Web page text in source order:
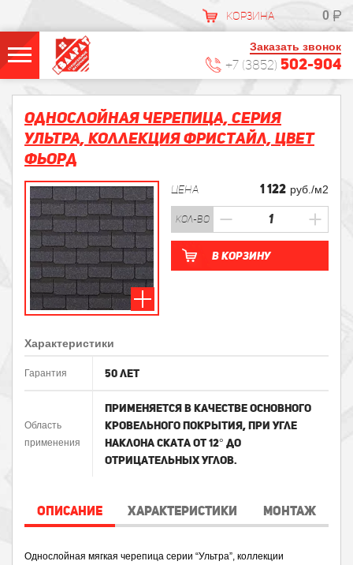
КОРЗИНА 0
Заказать звонок
+7 (3852) 502-904
Однослойная черепица, Серия
УЛЬТРА, Коллекция Фристайл, Цвет
Фьорд
ЦЕНА 1 122 руб./м2
кол-во
В корзину
Характеристики
Гарантия 50 лет
Область
применения
Применяется в качестве основного
кровельного покрытия, при угле
наклона ската от 12° до
отрицательных углов.
ОПИСАНИЕ ХАРАКТЕРИСТИКИ МОНТАЖ
Однослойная мягкая черепица серии “Ультра”, коллекции